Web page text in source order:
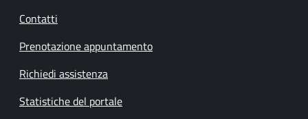
Contatti
Prenotazione appuntamento
Richiedi assistenza
Statistiche del portale